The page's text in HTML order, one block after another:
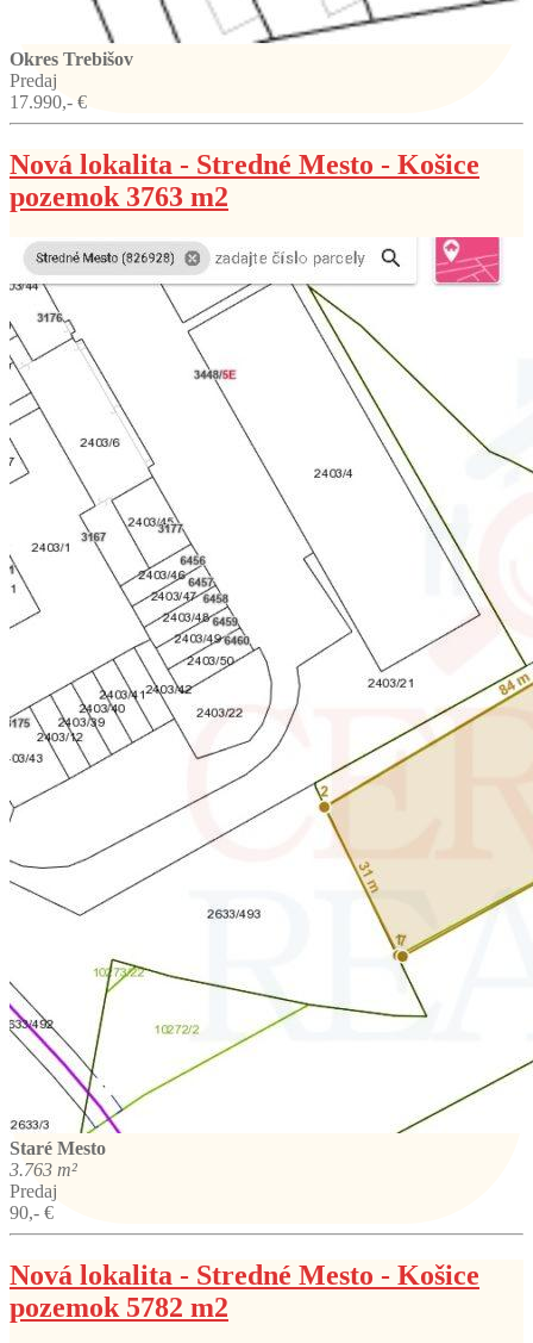
Okres Trebišov
Predaj
17.990,- €
Nová lokalita - Stredné Mesto - Košice
pozemok 3763 m2
Staré Mesto
3.763 m²
Predaj
90,- €
Nová lokalita - Stredné Mesto - Košice
pozemok 5782 m2